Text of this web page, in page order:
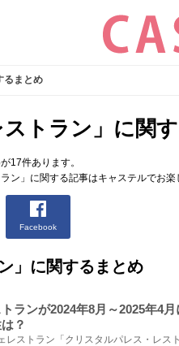
るまとめ
ストラン」に関
17件あります。
ン」に関する記事はキャステルでお楽
Facebook
」に関するまとめ
ランが2024年8月～2025年4
？